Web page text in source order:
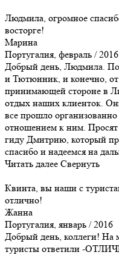
Людмила, огромное
восторге!
Марина
Португалия, февраль / 2016
Добрый день, Людмила. По
и Тютюнник, и конечно,
принимающей стороне в
отдых наших клиенток.
все прошло
отношением к ним. Просят
гиду Дмитрию, который
спасибо и надеемся на
Читать далее Свернуть
Квинта, вы наши с
отлично!
Жанна
Португалия, январь / 2016
Добрый день, коллеги! На
туристы ответили -